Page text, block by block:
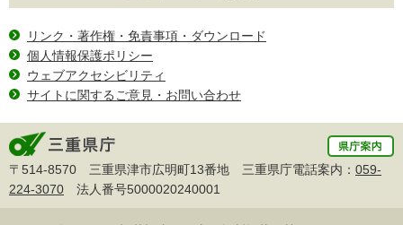
リンク・著作権・免責事項・ダウンロード
個人情報保護ポリシー
ウェブアクセシビリティ
サイトに関するご意見・お問い合わせ
〒514-8570 三重県津市広明町13番地 三重県庁電話案内： 059-
224-3070 法人番号5000020240001